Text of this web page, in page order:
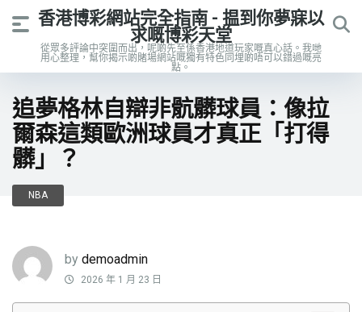
香港博彩網站完全指南 - 揾到你夢寐以
求嘅博彩天堂
從眾多評論中突圍而出，呢啲先至係香港地道玩家嘅真心話。我哋
用心整理，幫你揭示啲賭場網站嘅獨有特色同埋啲唔可以錯過嘅亮
點。
追夢格林自辯非骯髒球員：像拉
爾森這類歐洲球員才真正「打得
髒」？
NBA
by demoadmin
2026 年 1 月 23 日